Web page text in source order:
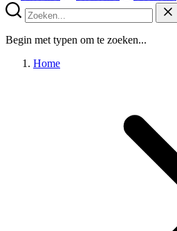
Begin met typen om te zoeken...
Home